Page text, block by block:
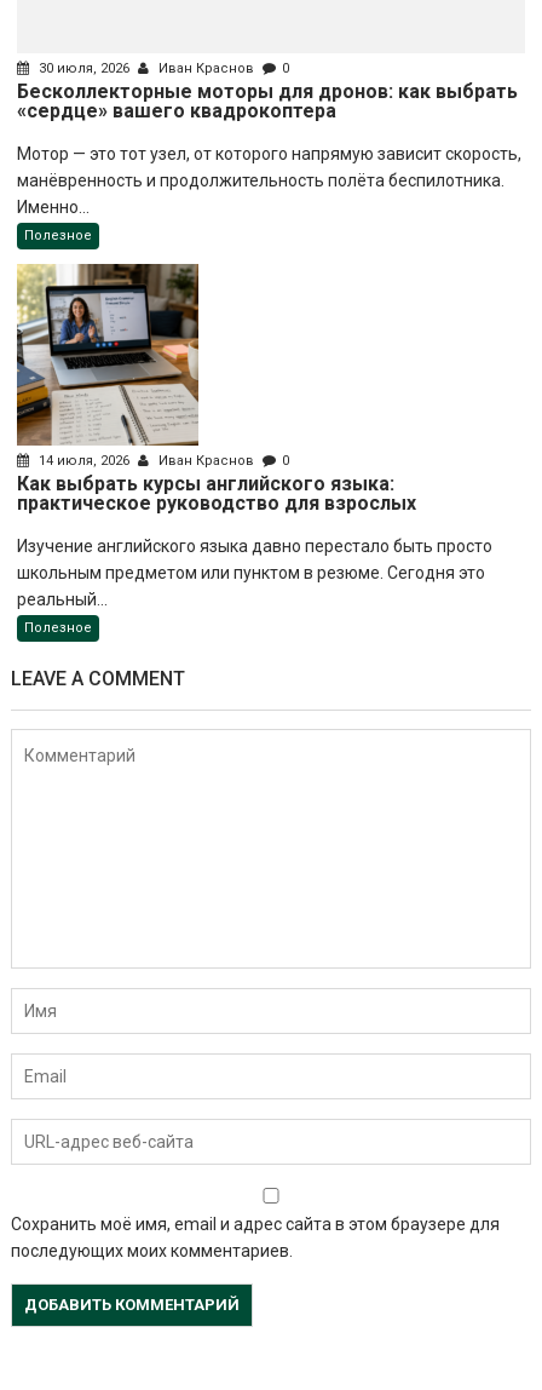
30 июля, 2026 Иван Краснов 0
Бесколлекторные моторы для дронов: как выбрать
«сердце» вашего квадрокоптера
Мотор — это тот узел, от которого напрямую зависит скорость,
манёвренность и продолжительность полёта беспилотника.
Именно...
Полезное
14 июля, 2026 Иван Краснов 0
Как выбрать курсы английского языка:
практическое руководство для взрослых
Изучение английского языка давно перестало быть просто
школьным предметом или пунктом в резюме. Сегодня это
реальный...
Полезное
LEAVE A COMMENT
Сохранить моё имя, email и адрес сайта в этом браузере для
последующих моих комментариев.